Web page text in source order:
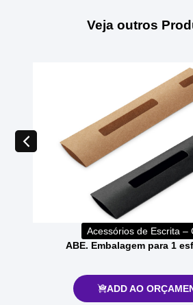
Veja outros
Acessórios de Escrita –
ABE. Embalagem para 1
ADD AO